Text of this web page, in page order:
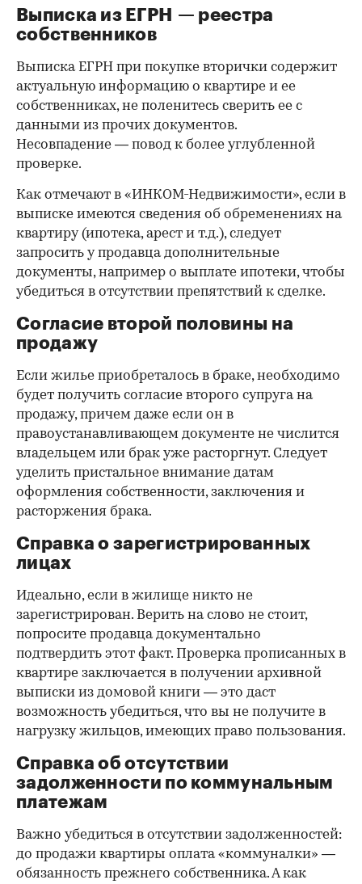
Выписка из ЕГРН — реестра
собственников
Выписка ЕГРН при покупке вторички содержит
актуальную информацию о квартире и ее
собственниках, не поленитесь сверить ее с
данными из прочих документов.
Несовпадение — повод к более углубленной
проверке.
Как отмечают в «ИНКОМ-Недвижимости», если в
выписке имеются сведения об обременениях на
квартиру (ипотека, арест и т.д.), следует
запросить у продавца дополнительные
документы, например о выплате ипотеки, чтобы
убедиться в отсутствии препятствий к сделке.
Согласие второй половины на
продажу
Если жилье приобреталось в браке, необходимо
будет получить согласие второго супруга на
продажу, причем даже если он в
правоустанавливающем документе не числится
владельцем или брак уже расторгнут. Следует
уделить пристальное внимание датам
оформления собственности, заключения и
расторжения брака.
Справка о зарегистрированных
лицах
Идеально, если в жилище никто не
зарегистрирован. Верить на слово не стоит,
попросите продавца документально
подтвердить этот факт. Проверка прописанных в
квартире заключается в получении архивной
выписки из домовой книги — это даст
возможность убедиться, что вы не получите в
нагрузку жильцов, имеющих право пользования.
Справка об отсутствии
задолженности по коммунальным
платежам
Важно убедиться в отсутствии задолженностей:
до продажи квартиры оплата «коммуналки» —
обязанность прежнего собственника. А как